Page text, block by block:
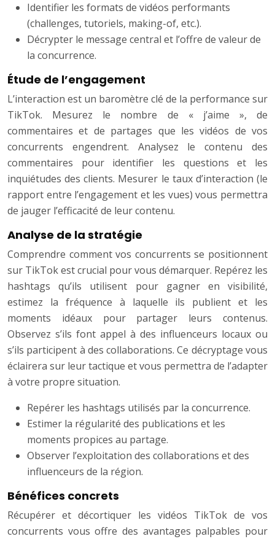
Identifier les formats de vidéos performants
(challenges, tutoriels, making-of, etc.).
Décrypter le message central et l’offre de valeur de
la concurrence.
Étude de l’engagement
L’interaction est un baromètre clé de la performance sur
TikTok. Mesurez le nombre de « j’aime », de
commentaires et de partages que les vidéos de vos
concurrents engendrent. Analysez le contenu des
commentaires pour identifier les questions et les
inquiétudes des clients. Mesurer le taux d’interaction (le
rapport entre l’engagement et les vues) vous permettra
de jauger l’efficacité de leur contenu.
Analyse de la stratégie
Comprendre comment vos concurrents se positionnent
sur TikTok est crucial pour vous démarquer. Repérez les
hashtags qu’ils utilisent pour gagner en visibilité,
estimez la fréquence à laquelle ils publient et les
moments idéaux pour partager leurs contenus.
Observez s’ils font appel à des influenceurs locaux ou
s’ils participent à des collaborations. Ce décryptage vous
éclairera sur leur tactique et vous permettra de l’adapter
à votre propre situation.
Repérer les hashtags utilisés par la concurrence.
Estimer la régularité des publications et les
moments propices au partage.
Observer l’exploitation des collaborations et des
influenceurs de la région.
Bénéfices concrets
Récupérer et décortiquer les vidéos TikTok de vos
concurrents vous offre des avantages palpables pour